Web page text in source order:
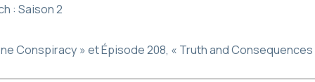
: Saison 2
Conspiracy » et Épisode 208, « Truth and Consequences